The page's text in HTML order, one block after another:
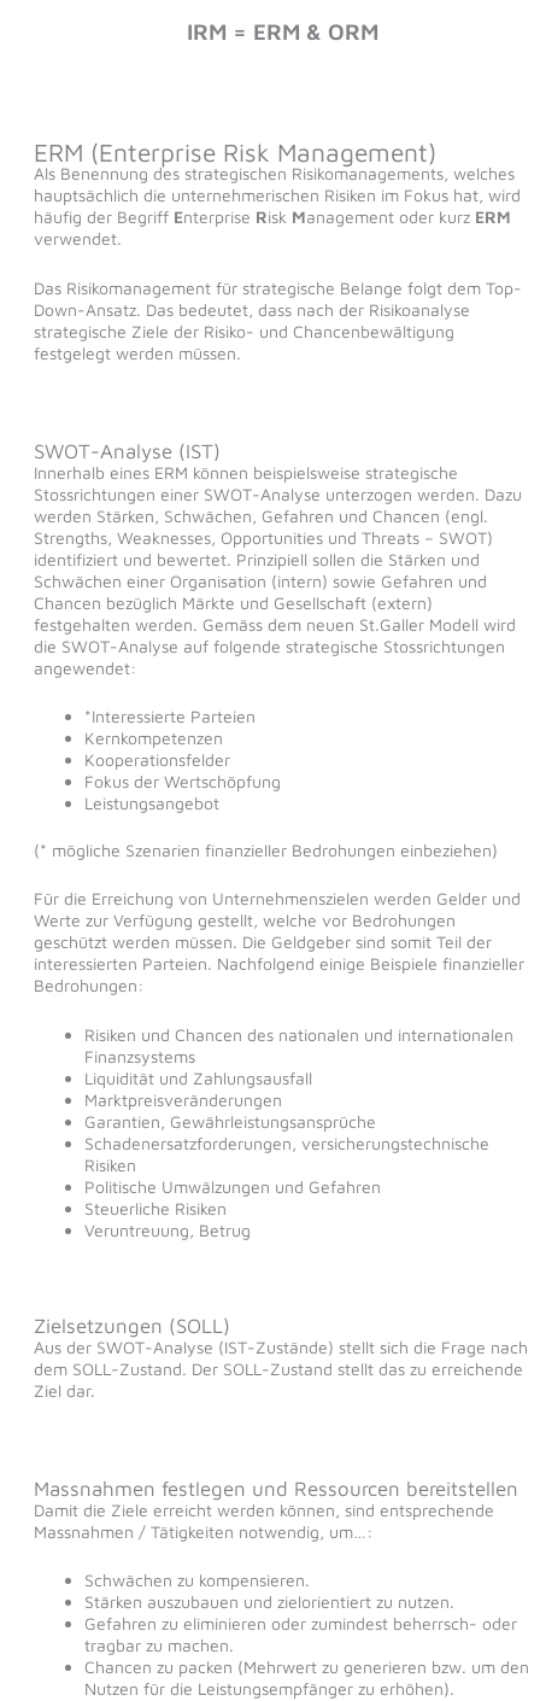
IRM = ERM & ORM
ERM (Enterprise Risk Management)
Als Benennung des strategischen Risikomanagements, welches
hauptsächlich die unternehmerischen Risiken im Fokus hat, wird
häufig der Begriff Enterprise Risk Management oder kurz ERM
verwendet.
Das Risikomanagement für strategische Belange folgt dem Top-
Down-Ansatz. Das bedeutet, dass nach der Risikoanalyse
strategische Ziele der Risiko- und Chancenbewältigung
festgelegt werden müssen.
SWOT-Analyse (IST)
Innerhalb eines ERM können beispielsweise strategische
Stossrichtungen einer SWOT-Analyse unterzogen werden. Dazu
werden Stärken, Schwächen, Gefahren und Chancen (engl.
Strengths, Weaknesses, Opportunities und Threats – SWOT)
identifiziert und bewertet. Prinzipiell sollen die Stärken und
Schwächen einer Organisation (intern) sowie Gefahren und
Chancen bezüglich Märkte und Gesellschaft (extern)
festgehalten werden. Gemäss dem neuen St.Galler Modell wird
die SWOT-Analyse auf folgende strategische Stossrichtungen
angewendet:
*Interessierte Parteien
Kernkompetenzen
Kooperationsfelder
Fokus der Wertschöpfung
Leistungsangebot
(* mögliche Szenarien finanzieller Bedrohungen einbeziehen)
Für die Erreichung von Unternehmenszielen werden Gelder und
Werte zur Verfügung gestellt, welche vor Bedrohungen
geschützt werden müssen. Die Geldgeber sind somit Teil der
interessierten Parteien. Nachfolgend einige Beispiele finanzieller
Bedrohungen:
Risiken und Chancen des nationalen und internationalen
Finanzsystems
Liquidität und Zahlungsausfall
Marktpreisveränderungen
Garantien, Gewährleistungsansprüche
Schadenersatzforderungen, versicherungstechnische
Risiken
Politische Umwälzungen und Gefahren
Steuerliche Risiken
Veruntreuung, Betrug
Zielsetzungen (SOLL)
Aus der SWOT-Analyse (IST-Zustände) stellt sich die Frage nach
dem SOLL-Zustand. Der SOLL-Zustand stellt das zu erreichende
Ziel dar.
Massnahmen festlegen und Ressourcen bereitstellen
Damit die Ziele erreicht werden können, sind entsprechende
Massnahmen / Tätigkeiten notwendig, um…:
Schwächen zu kompensieren.
Stärken auszubauen und zielorientiert zu nutzen.
Gefahren zu eliminieren oder zumindest beherrsch- oder
tragbar zu machen.
Chancen zu packen (Mehrwert zu generieren bzw. um den
Nutzen für die Leistungsempfänger zu erhöhen).